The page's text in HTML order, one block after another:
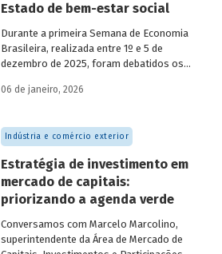
Estado de bem-estar social
Durante a primeira Semana de Economia
Brasileira, realizada entre 1º e 5 de
dezembro de 2025, foram debatidos os
economia do país nos últimos 40 anos,
economistas renomados.
06 de janeiro, 2026
Indústria e comércio exterior
Estratégia de investimento em
mercado de capitais:
priorizando a agenda verde
Conversamos com Marcelo Marcolino,
superintendente da Área de Mercado de